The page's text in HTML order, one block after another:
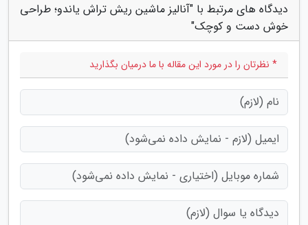
دیدگاه های مرتبط با "آنالیز ماشین ریش تراش یاندو؛ طراحی
خوش دست و کوچک"
* نظرتان را در مورد این مقاله با ما درمیان بگذارید